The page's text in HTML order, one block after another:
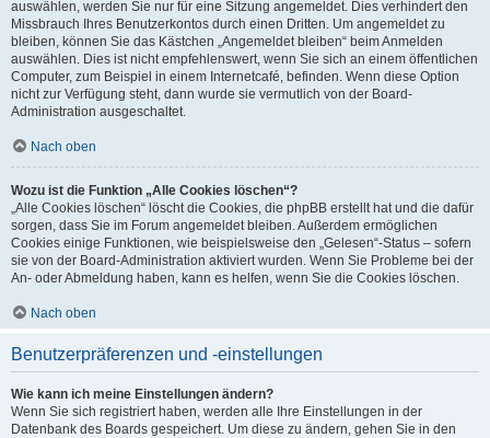
auswählen, werden Sie nur für eine Sitzung angemeldet. Dies verhindert den
Missbrauch Ihres Benutzerkontos durch einen Dritten. Um angemeldet zu
bleiben, können Sie das Kästchen „Angemeldet bleiben“ beim Anmelden
auswählen. Dies ist nicht empfehlenswert, wenn Sie sich an einem öffentlichen
Computer, zum Beispiel in einem Internetcafé, befinden. Wenn diese Option
nicht zur Verfügung steht, dann wurde sie vermutlich von der Board-
Administration ausgeschaltet.
Nach oben
Wozu ist die Funktion „Alle Cookies löschen“?
„Alle Cookies löschen“ löscht die Cookies, die phpBB erstellt hat und die dafür
sorgen, dass Sie im Forum angemeldet bleiben. Außerdem ermöglichen
Cookies einige Funktionen, wie beispielsweise den „Gelesen“-Status – sofern
sie von der Board-Administration aktiviert wurden. Wenn Sie Probleme bei der
An- oder Abmeldung haben, kann es helfen, wenn Sie die Cookies löschen.
Nach oben
Benutzerpräferenzen und -einstellungen
Wie kann ich meine Einstellungen ändern?
Wenn Sie sich registriert haben, werden alle Ihre Einstellungen in der
Datenbank des Boards gespeichert. Um diese zu ändern, gehen Sie in den